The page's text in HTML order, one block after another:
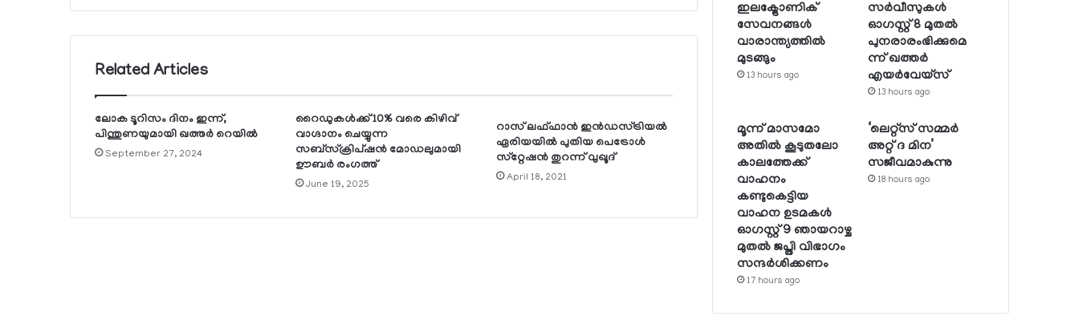
Related Articles
ലോക ടൂറിസം ദിനം ഇന്ന്,
പിന്തുണയുമായി ഖത്തര്‍ റെയില്‍
September 27, 2024
റൈഡുകള്‍ക്ക് 10% വരെ കിഴിവ്
വാഗ്ദാനം ചെയ്യുന്ന
സബ്സ്‌ക്രിപ്ഷന്‍ മോഡലുമായി
ഊബര്‍ രംഗത്ത്
June 19, 2025
റാസ് ലഫ്ഫാന്‍ ഇന്‍ഡസ്ട്രിയല്‍
ഏരിയയില്‍ പുതിയ പെട്രോള്‍
സ്‌റ്റേഷന്‍ തുറന്ന് വുഖൂദ്
April 18, 2021
ഇലക്ട്രോണിക്
സേവനങ്ങള്‍
വാരാന്ത്യത്തില്‍
മുടങ്ങും
13 hours ago
സര്‍വീസുകള്‍
ഓഗസ്റ്റ് 8 മുതല്‍
പുനരാരംഭിക്കുമെ
ന്ന് ഖത്തര്‍
എയര്‍വേയ്സ്
13 hours ago
മൂന്ന് മാസമോ
അതില്‍ കൂടുതലോ
കാലത്തേക്ക്
വാഹനം
കണ്ടുകെട്ടിയ
വാഹന ഉടമകള്‍
ഓഗസ്റ്റ് 9 ഞായറാഴ്ച
മുതല്‍ ജപ്തി വിഭാഗം
സന്ദര്‍ശിക്കണം
17 hours ago
‘ലെറ്റ്‌സ് സമ്മര്‍
അറ്റ് ദ മിന’
സജീവമാകുന്നു
18 hours ago